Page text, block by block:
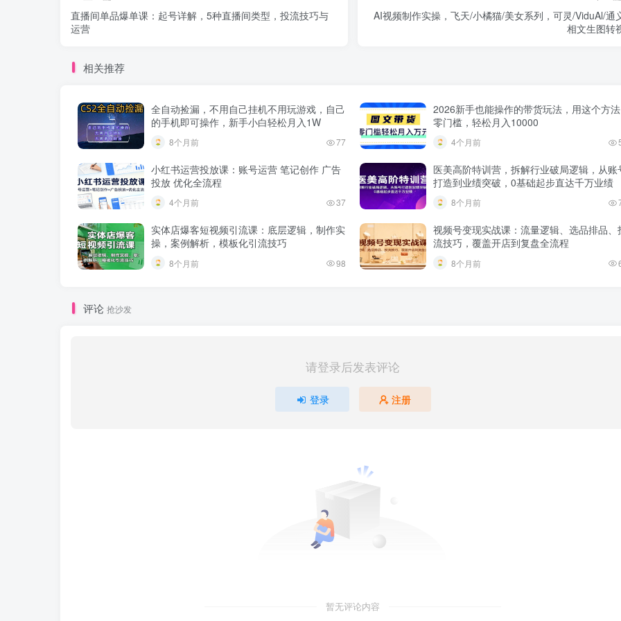
直播间单品爆单课：起号详解，5种直播间类型，投流技巧与
运营
AI视频制作实操，飞天/小橘猫/美女系列，可灵/ViduAl/通
相文生图转
相关推荐
全自动捡漏，不用自己挂机不用玩游戏，自己
的手机即可操作，新手小白轻松月入1W
8个月前 77
2026新手也能操作的带货玩法，用这个方法
零门槛，轻松月入10000
4个月前
小红书运营投放课：账号运营 笔记创作 广告
投放 优化全流程
4个月前 37
医美高阶特训营，拆解行业破局逻辑，从账
打造到业绩突破，0基础起步直达千万业绩
8个月前
实体店爆客短视频引流课：底层逻辑，制作实
操，案例解析，模板化引流技巧
8个月前 98
视频号变现实战课：流量逻辑、选品排品、
流技巧，覆盖开店到复盘全流程
8个月前
评论 抢沙发
请登录后发表评论
登录 注册
暂无评论内容